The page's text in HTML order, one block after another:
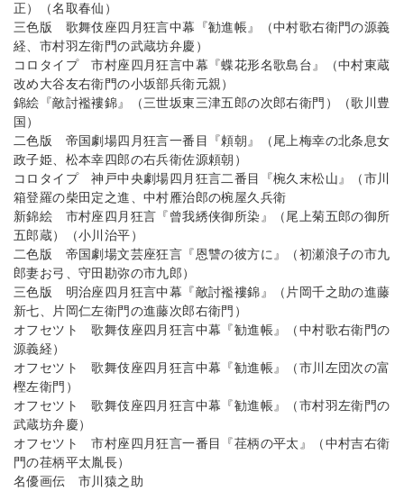
正）（名取春仙）
三色版 歌舞伎座四月狂言中幕『勧進帳』（中村歌右衛門の源義
経、市村羽左衛門の武蔵坊弁慶）
コロタイプ 市村座四月狂言中幕『蝶花形名歌島台』（中村東蔵
改め大谷友右衛門の小坂部兵衛元親）
錦絵『敵討襤褸錦』（三世坂東三津五郎の次郎右衛門）（歌川豊
国）
二色版 帝国劇場四月狂言一番目『頼朝』（尾上梅幸の北条息女
政子姫、松本幸四郎の右兵衛佐源頼朝）
コロタイプ 神戸中央劇場四月狂言二番目『椀久末松山』（市川
箱登羅の柴田定之進、中村雁治郎の椀屋久兵衛
新錦絵 市村座四月狂言『曾我綉侠御所染』（尾上菊五郎の御所
五郎蔵）（小川治平）
二色版 帝国劇場文芸座狂言『恩讐の彼方に』（初瀬浪子の市九
郎妻お弓、守田勘弥の市九郎）
三色版 明治座四月狂言中幕『敵討襤褸錦』（片岡千之助の進藤
新七、片岡仁左衛門の進藤次郎右衛門）
オフセツト 歌舞伎座四月狂言中幕『勧進帳』（中村歌右衛門の
源義経）
オフセツト 歌舞伎座四月狂言中幕『勧進帳』（市川左団次の富
樫左衛門）
オフセツト 歌舞伎座四月狂言中幕『勧進帳』（市村羽左衛門の
武蔵坊弁慶）
オフセツト 市村座四月狂言一番目『荏柄の平太』（中村吉右衛
門の荏柄平太胤長）
名優画伝 市川猿之助